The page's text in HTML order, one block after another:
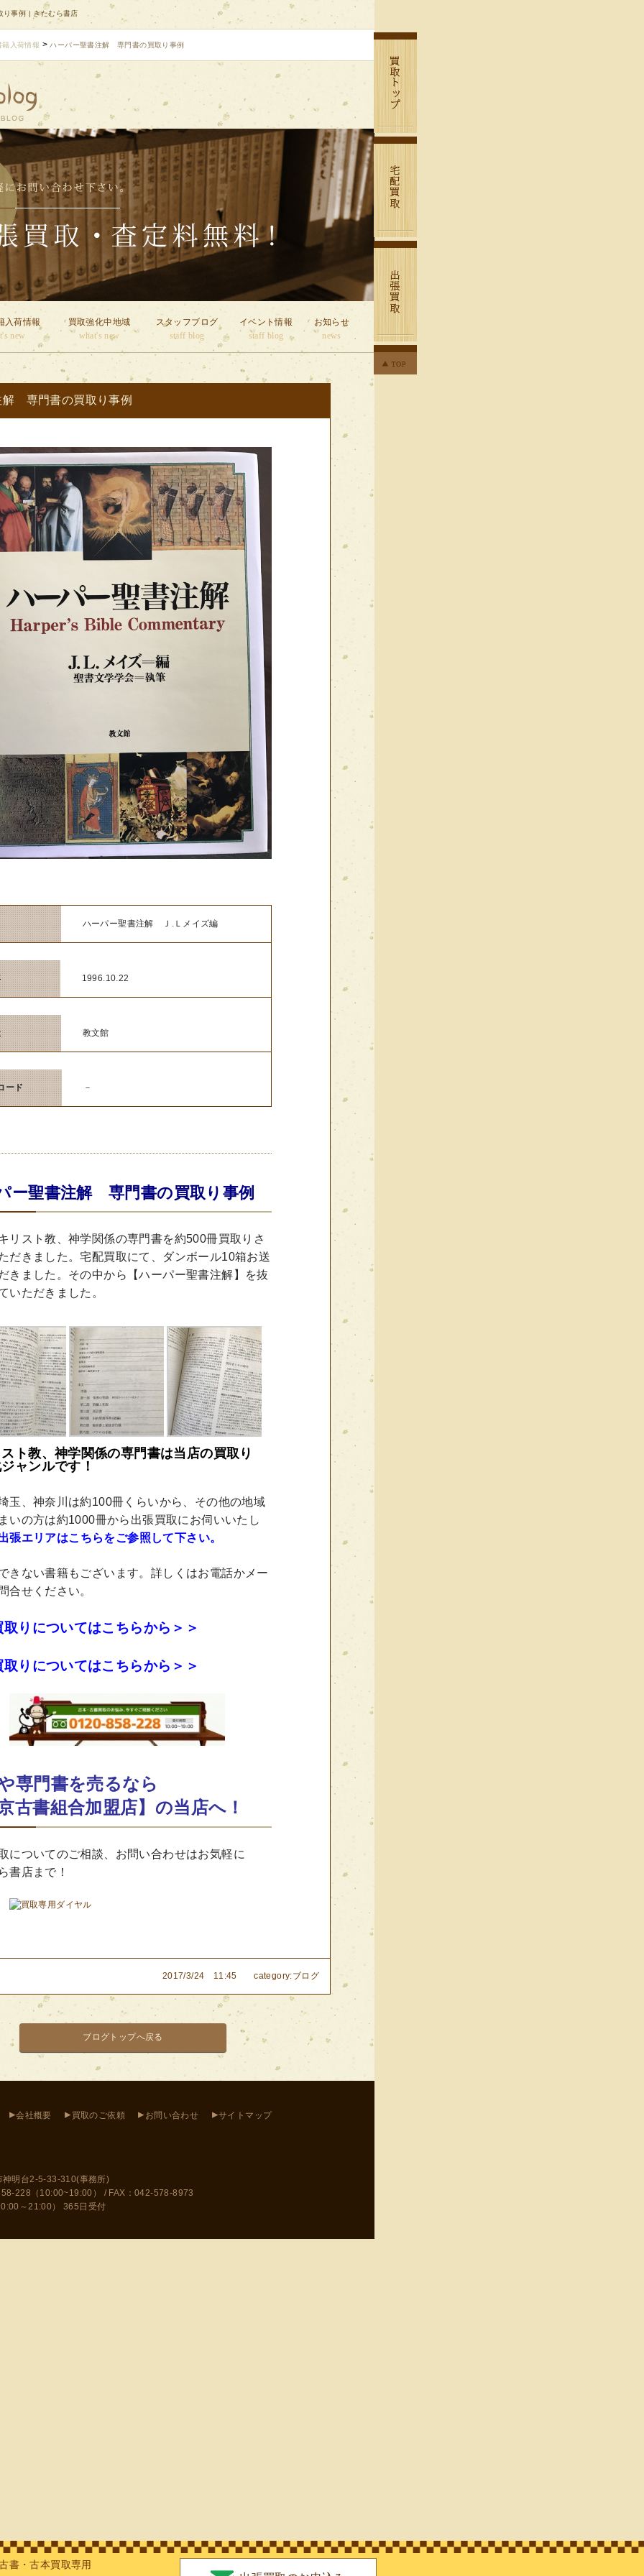
事例 | きたむら書店
籍入荷情報 >ハーパー聖書注解 専門書の買取り事例
入荷情報
new
買取強化中地域
what's new
スタッフブログ
staff blog
イベント情報
staff blog
お知らせ
news
解 専門書の買取り事例
ハーパー聖書注解 Ｊ.Ｌメイズ編
1996.10.22
教文館
ード －
ー聖書注解 専門書の買取り事例
リスト教、神学関係の専門書を約500冊買取りさ
だきました。宅配買取にて、ダンボール10箱お送
きました。その中から【ハーパー聖書注解】を抜
いただきました。
ト教、神学関係の専門書は当店の買取り
ャンルです！
玉、神奈川は約100冊くらいから、その他の地域
いの方は約1000冊から出張買取にお伺いいたし
張エリアはこちらをご参照して下さい。
きない書籍もございます。詳しくはお電話かメー
合せください。
取りについてはこちらから＞＞
取りについてはこちらから＞＞
専門書を売るなら
古書組合加盟店】の当店へ！
についてのご相談、お問い合わせはお気軽に
書店まで！
2017/3/24 11:45 category:ブログ
ブログトップへ戻る
▸会社概要 ▸ 買取のご依頼 ▸ お問い合わせ ▸サイトマップ
明台2-5-33-310(事務所)
228（10:00~19:00） / FAX：042-578-8973
～21:00） 365日受付
書・古本買取専用